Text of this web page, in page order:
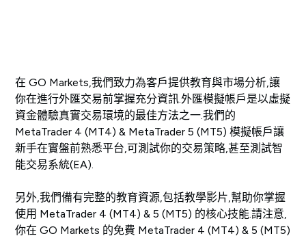
在 GO Markets,我們致力為客戶提供教育與市場分析,讓
你在進行外匯交易前掌握充分資訊.外匯模擬帳戶是以虛擬
資金體驗真實交易環境的最佳方法之一.我們的
MetaTrader 4 (MT4) & MetaTrader 5 (MT5) 模擬帳戶讓
新手在實盤前熟悉平台,可測試你的交易策略,甚至測試智
能交易系統(EA).
另外,我們備有完整的教育資源,包括教學影片,幫助你掌握
使用 MetaTrader 4 (MT4) & 5 (MT5) 的核心技能.請注意,
你在 GO Markets 的免費 MetaTrader 4 (MT4) & 5 (MT5)